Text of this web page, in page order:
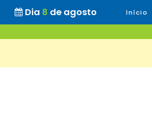
Dia 8 de agosto Início